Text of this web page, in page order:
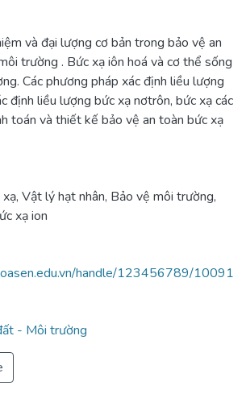
và đại lượng cơ bản trong bảo vệ an
trường . Bức xạ iôn hoá và cơ thể sống
Các phương pháp xác định liều lượng
định liều lượng bức xạ nơtrôn, bức xạ các
toán và thiết kế bảo vệ an toàn bức xạ
xạ, Vật lý hạt nhân, Bảo vệ môi trường,
xạ ion
handle/123456789/10091
- Môi trường